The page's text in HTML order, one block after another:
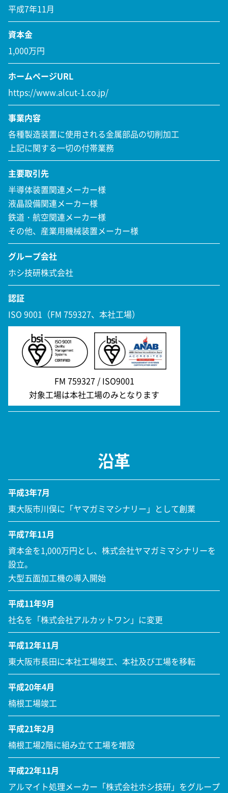
平成7年11月
資本金
1,000万円
ホームページURL
https://www.alcut-1.co.jp/
事業内容
各種製造装置に使用される金属部品の切削加工
上記に関する一切の付帯業務
主要取引先
半導体装置関連メーカー様
液晶設備関連メーカー様
鉄道・航空関連メーカー様
その他、産業用機械装置メーカー様
グループ会社
ホシ技研株式会社
認証
ISO 9001（FM 759327、本社工場）
FM 759327 / ISO9001
対象工場は本社工場のみとなります
沿革
平成3年7月
東大阪市川俣に「ヤマガミマシナリー」として創業
平成7年11月
資本金を1,000万円とし、株式会社ヤマガミマシナリーを
設立。
大型五面加工機の導入開始
平成11年9月
社名を「株式会社アルカットワン」に変更
平成12年11月
東大阪市長田に本社工場竣工、本社及び工場を移転
平成20年4月
楠根工場竣工
平成21年2月
楠根工場2階に組み立て工場を増設
平成22年11月
アルマイト処理メーカー「株式会社ホシ技研」をグループ